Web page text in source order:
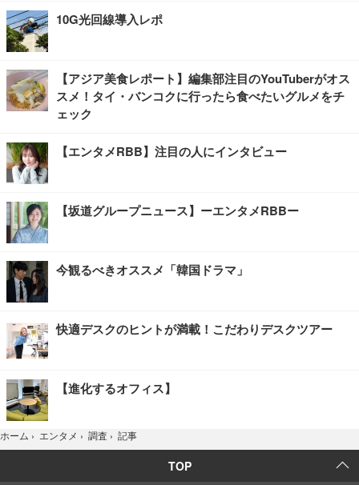
10G光回線導入レポ
【アジア美食レポート】編集部注目のYouTuberがオス
スメ！タイ・バンコクに行ったら食べたいグルメをチ
ェック
【エンタメRBB】注目の人にインタビュー
【坂道グループニュース】ーエンタメRBBー
今観るべきオススメ「韓国ドラマ」
快適デスクのヒントが満載！こだわりデスクツアー
【進化するオフィス】
ホーム › エンタメ › 調査 › 記事
TOP